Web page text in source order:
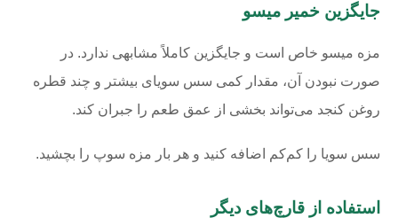
جایگزین خمیر میسو
مزه میسو خاص است و جایگزین کاملاً مشابهی ندارد. در
صورت نبودن آن، مقدار کمی سس سویای بیشتر و چند قطره
روغن کنجد می‌تواند بخشی از عمق طعم را جبران کند.
سس سویا را کم‌کم اضافه کنید و هر بار مزه سوپ را بچشید.
استفاده از قارچ‌های دیگر